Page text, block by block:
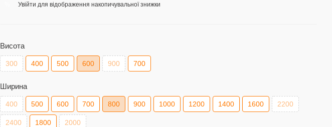
Увійти для відображення накопичувальної знижки
Висота
300 400 500 600 900 700
Ширина
400 500 600 700 800 900 1000 1200 1400 1600 2200
2400 1800 2000